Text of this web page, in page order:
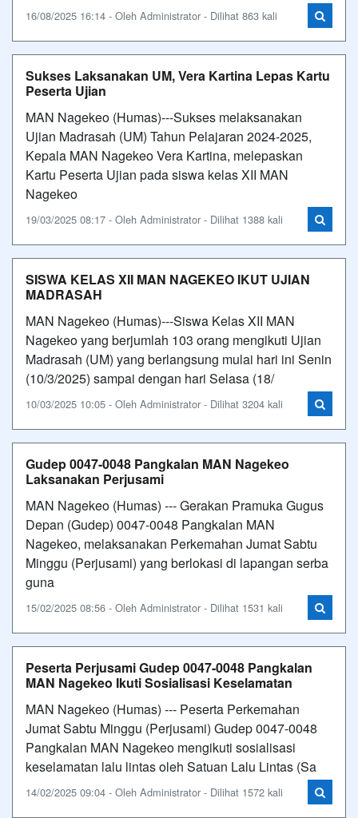
16/08/2025 16:14 - Oleh Administrator - Dilihat 863 kali
Sukses Laksanakan UM, Vera Kartina Lepas Kartu
Peserta Ujian
MAN Nagekeo (Humas)---Sukses melaksanakan
Ujian Madrasah (UM) Tahun Pelajaran 2024-2025,
Kepala MAN Nagekeo Vera Kartina, melepaskan
Kartu Peserta Ujian pada siswa kelas XII MAN
Nagekeo
19/03/2025 08:17 - Oleh Administrator - Dilihat 1388 kali
SISWA KELAS XII MAN NAGEKEO IKUT UJIAN
MADRASAH
MAN Nagekeo (Humas)---Siswa Kelas XII MAN
Nagekeo yang berjumlah 103 orang mengikuti Ujian
Madrasah (UM) yang berlangsung mulai hari ini Senin
(10/3/2025) sampai dengan hari Selasa (18/
10/03/2025 10:05 - Oleh Administrator - Dilihat 3204 kali
Gudep 0047-0048 Pangkalan MAN Nagekeo
Laksanakan Perjusami
MAN Nagekeo (Humas) --- Gerakan Pramuka Gugus
Depan (Gudep) 0047-0048 Pangkalan MAN
Nagekeo, melaksanakan Perkemahan Jumat Sabtu
Minggu (Perjusami) yang berlokasi di lapangan serba
guna
15/02/2025 08:56 - Oleh Administrator - Dilihat 1531 kali
Peserta Perjusami Gudep 0047-0048 Pangkalan
MAN Nagekeo Ikuti Sosialisasi Keselamatan
MAN Nagekeo (Humas) --- Peserta Perkemahan
Jumat Sabtu Minggu (Perjusami) Gudep 0047-0048
Pangkalan MAN Nagekeo mengikuti sosialisasi
keselamatan lalu lintas oleh Satuan Lalu Lintas (Sa
14/02/2025 09:04 - Oleh Administrator - Dilihat 1572 kali